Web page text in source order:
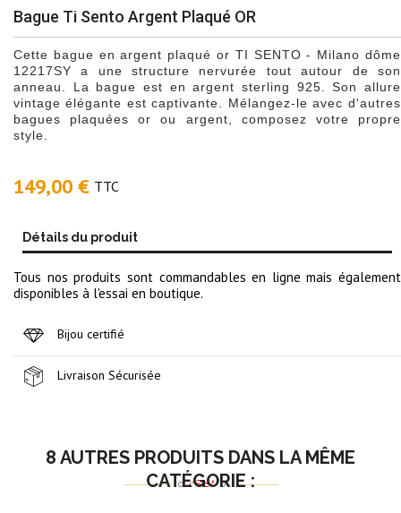
Bague Ti Sento Argent Plaqué OR
Cette bague en argent plaqué or TI SENTO - Milano dôme
12217SY a une structure nervurée tout autour de son
anneau. La bague est en argent sterling 925. Son allure
vintage élégante est captivante. Mélangez-le avec d'autres
bagues plaquées or ou argent, composez votre propre
style.
149,00 € TTC
Détails du produit
Tous nos produits sont commandables en ligne mais également
disponibles à l'essai en boutique.
Bijou certifié
Livraison Sécurisée
8 AUTRES PRODUITS DANS LA MÊME
CATÉGORIE :